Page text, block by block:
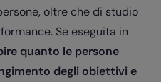
oltre che di studio
Se eseguita in
quanto le persone
degli obiettivi e